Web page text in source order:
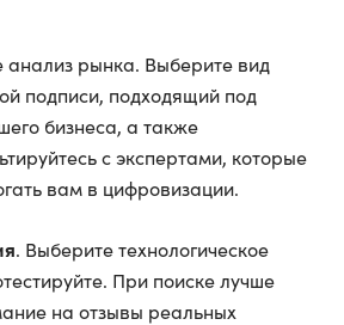
анализ рынка. Выберите вид
подписи, подходящий под
бизнеса, а также
с экспертами, которые
вам в цифровизации.
. Выберите технологическое
При поиске лучше
на отзывы реальных